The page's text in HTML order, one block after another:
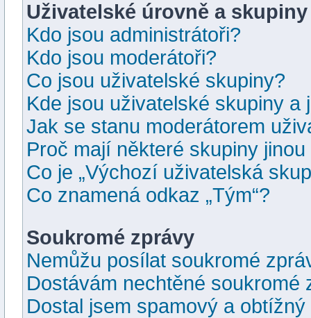
Uživatelské úrovně a skupiny
Kdo jsou administrátoři?
Kdo jsou moderátoři?
Co jsou uživatelské skupiny?
Kde jsou uživatelské skupiny
Jak se stanu moderátorem
Proč mají některé skupiny
Co je „Výchozí uživatelská
Co znamená odkaz „Tým“?
Soukromé zprávy
Nemůžu posílat soukromé
Dostávám nechtěné soukromé
Dostal jsem spamový a